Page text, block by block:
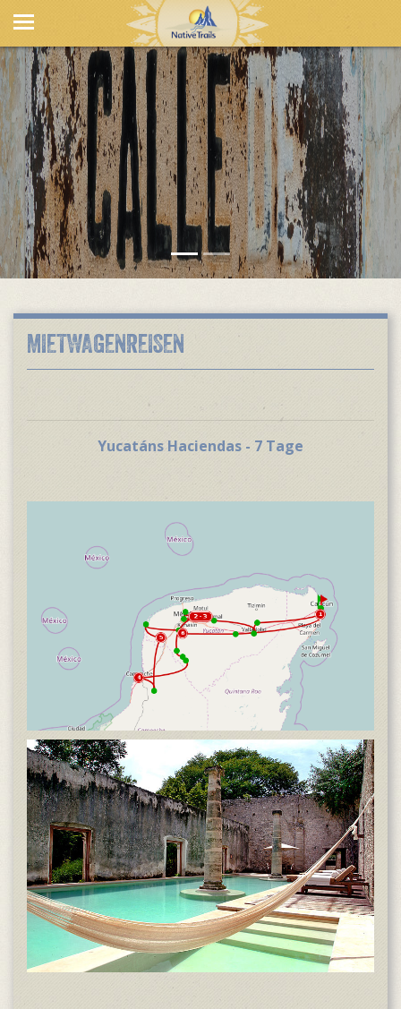
MIETWAGENREISEN
Yucatáns Haciendas - 7 Tage